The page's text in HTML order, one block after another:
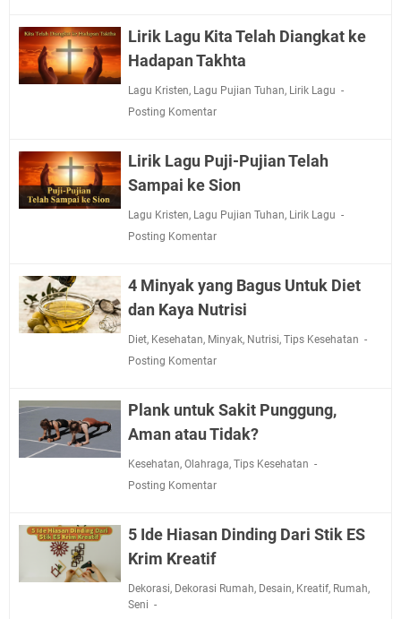
Lirik Lagu Kita Telah Diangkat ke
Hadapan Takhta
Lagu Kristen, Lagu Pujian Tuhan, Lirik Lagu
Posting Komentar
Lirik Lagu Puji-Pujian Telah
Sampai ke Sion
Lagu Kristen, Lagu Pujian Tuhan, Lirik Lagu
Posting Komentar
4 Minyak yang Bagus Untuk Diet
dan Kaya Nutrisi
Diet, Kesehatan, Minyak, Nutrisi, Tips Kesehatan
Posting Komentar
Plank untuk Sakit Punggung,
Aman atau Tidak?
Kesehatan, Olahraga, Tips Kesehatan
Posting Komentar
5 Ide Hiasan Dinding Dari Stik ES
Krim Kreatif
Dekorasi, Dekorasi Rumah, Desain, Kreatif, Rumah,
Seni